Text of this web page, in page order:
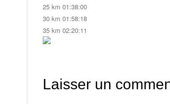
25 km 01:38:00
30 km 01:58:18
35 km 02:20:11
Laisser un